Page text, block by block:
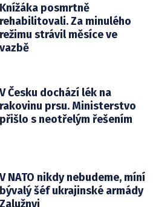
Knížáka posmrtně
rehabilitovali. Za minulého
režimu strávil měsíce ve
vazbě
V Česku dochází lék na
rakovinu prsu. Ministerstvo
přišlo s neotřelým řešením
V NATO nikdy nebudeme, míní
bývalý šéf ukrajinské armády
Zalužnyj